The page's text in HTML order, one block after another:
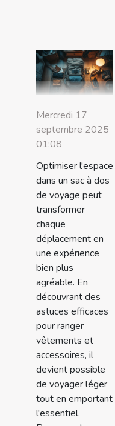
Mercredi 17
septembre 2025
01:08
Optimiser l'espace
dans un sac à dos
de voyage peut
transformer
chaque
déplacement en
une expérience
bien plus
agréable. En
découvrant des
astuces efficaces
pour ranger
vêtements et
accessoires, il
devient possible
de voyager léger
tout en emportant
l'essentiel.